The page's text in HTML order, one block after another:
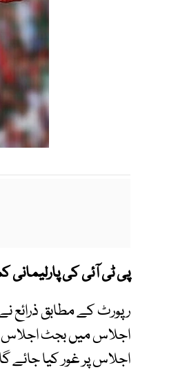
پی ٹی آئی کی
رپورٹ کے مطابق ذرائع
اجلاس میں بجٹ اجلاس
اجلاس پر غور کیا جائے